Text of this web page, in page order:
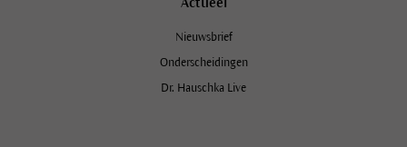
Nieuwsbrief
Onderscheidingen
Dr. Hauschka Live